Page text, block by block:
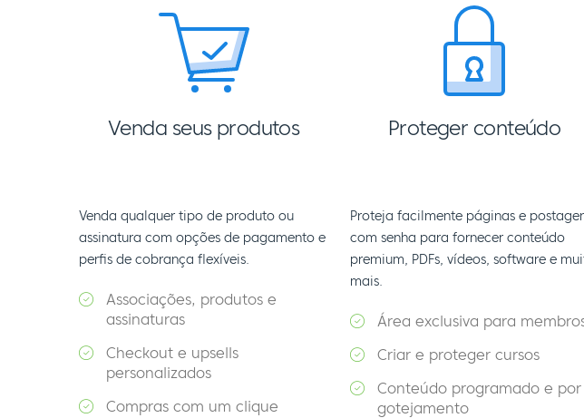
Venda seus produtos
Venda qualquer tipo de produto ou
assinatura com opções de pagamento e
perfis de cobrança flexíveis.
Associações, produtos e
assinaturas
Checkout e upsells
personalizados
Compras com um clique
Proteger conteúdo
Proteja facilmente páginas e
com senha para fornecer conteúdo
premium, PDFs, vídeos, software e
mais.
Área exclusiva para
Criar e proteger cursos
Conteúdo programado e por
gotejamento